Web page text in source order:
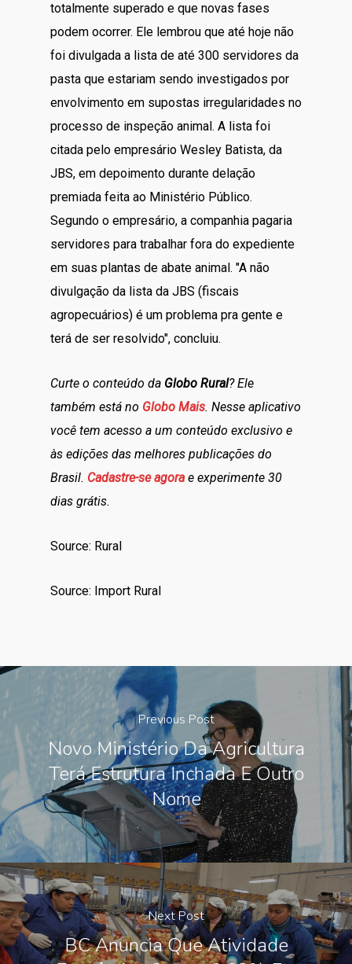
totalmente superado e que novas fases
podem ocorrer. Ele lembrou que até hoje não
foi divulgada a lista de até 300 servidores da
pasta que estariam sendo investigados por
envolvimento em supostas irregularidades no
processo de inspeção animal. A lista foi
citada pelo empresário Wesley Batista, da
JBS, em depoimento durante delação
premiada feita ao Ministério Público.
Segundo o empresário, a companhia pagaria
servidores para trabalhar fora do expediente
em suas plantas de abate animal. "A não
divulgação da lista da JBS (fiscais
agropecuários) é um problema pra gente e
terá de ser resolvido", concluiu.
Curte o conteúdo da Globo Rural? Ele
também está no Globo Mais. Nesse aplicativo
você tem acesso a um conteúdo exclusivo e
às edições das melhores publicações do
Brasil. Cadastre-se agora e experimente 30
dias grátis.
Source: Rural
Source: Import Rural
Previous Post
Novo Ministério Da Agricultura
Terá Estrutura Inchada E Outro
Nome
Next Post
BC Anuncia Que Atividade